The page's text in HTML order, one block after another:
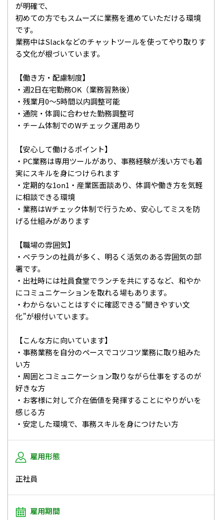
が明確で、
初めての方でもスムーズに業務を進めていただける環境
です。
業務中はSlackなどのチャットツールを使ってやり取りす
る文化が根づいています。
【働き方・配慮制度】
・週2日在宅勤務OK（業務習熟後）
・残業月0～5時間以内調整可能
・通院・体調に合わせた勤務調整可
・チーム体制でのWチェック運用あり
【安心して働けるポイント】
・PC業務は専用ツールがあり、事務経験が浅い方でも着
実にスキルを身につけられます
・定期的な1on1・産業医面談あり、体調や働き方を気軽
に相談できる環境
・業務はWチェック体制で行うため、安心してミスを防
げる仕組みがあります
【職場の雰囲気】
・ベテランの社員が多く、明るく活気のある雰囲気の部
署です。
・出社時には社員食堂でランチを共にするなど、和やか
にコミュニケーションを取れる場もあります。
・わからないことはすぐに確認できる“聞きやすい文
化”が根付いています。
【こんな方に向いています】
・事務業務を自分のペースでコツコツ業務に取り組みた
い方
・周囲とコミュニケーション取りながら仕事をするのが
好きな方
・お客様に対して介在価値を発揮することにやりがいを
感じる方
・安定した環境で、事務スキルを身につけたい方
雇用形態
正社員
雇用期間